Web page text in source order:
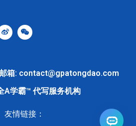
箱: contact@gpatongdao.com
A学霸™ 代写服务机构
友情链接：